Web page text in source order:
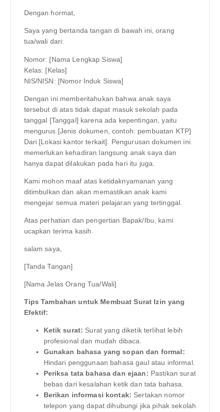
Dengan hormat,
Saya yang bertanda tangan di bawah ini, orang
tua/wali dari:
Nomor: [Nama Lengkap Siswa]
Kelas: [Kelas]
NIS/NISN: [Nomor Induk Siswa]
Dengan ini memberitahukan bahwa anak saya
tersebut di atas tidak dapat masuk sekolah pada
tanggal [Tanggal] karena ada kepentingan, yaitu
mengurus [Jenis dokumen, contoh: pembuatan KTP]
Dari [Lokasi kantor terkait]. Pengurusan dokumen ini
memerlukan kehadiran langsung anak saya dan
hanya dapat dilakukan pada hari itu juga.
Kami mohon maaf atas ketidaknyamanan yang
ditimbulkan dan akan memastikan anak kami
mengejar semua materi pelajaran yang tertinggal.
Atas perhatian dan pengertian Bapak/Ibu, kami
ucapkan terima kasih.
salam saya,
[Tanda Tangan]
[Nama Jelas Orang Tua/Wali]
Tips Tambahan untuk Membuat Surat Izin yang
Efektif:
Ketik surat: Surat yang diketik terlihat lebih
profesional dan mudah dibaca.
Gunakan bahasa yang sopan dan formal:
Hindari penggunaan bahasa gaul atau informal.
Periksa tata bahasa dan ejaan: Pastikan surat
bebas dari kesalahan ketik dan tata bahasa.
Berikan informasi kontak: Sertakan nomor
telepon yang dapat dihubungi jika pihak sekolah